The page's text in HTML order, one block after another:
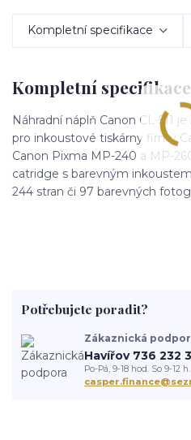
Kompletní specifikace
Kompletní specifikace
Náhradní náplň Canon CL-511
pro inkoustové tiskárny firmy
Canon Pixma MP-240 a MP-
catridge s barevným
244 stran či 97 barevných
Potřebujete poradit?
Zákaznická
Havířov 736 232
Po-Pá, 9-18 hod. So 9-12 h.